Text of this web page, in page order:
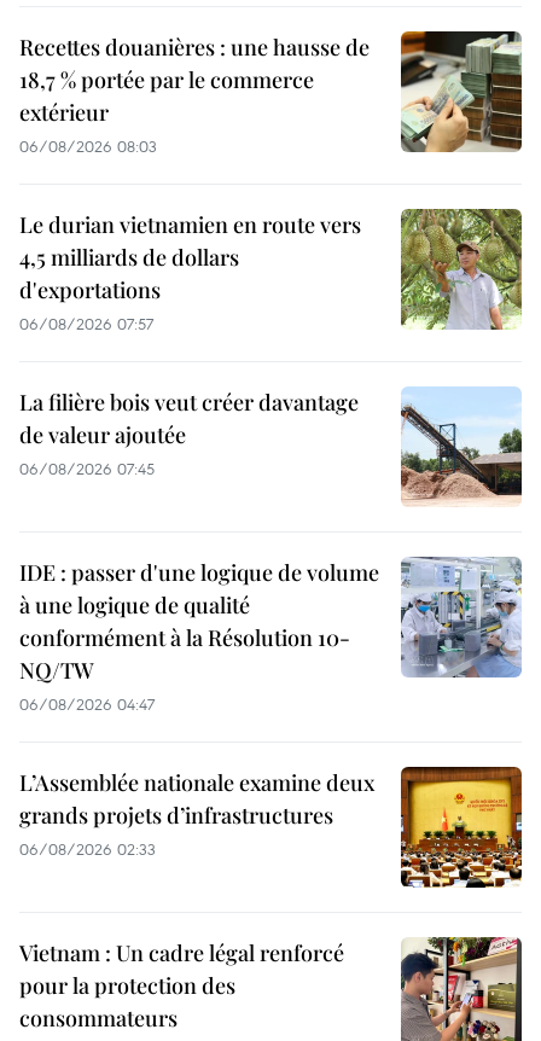
Recettes douanières : une hausse de
18,7 % portée par le commerce
extérieur
06/08/2026 08:03
Le durian vietnamien en route vers
4,5 milliards de dollars
d'exportations
06/08/2026 07:57
La filière bois veut créer davantage
de valeur ajoutée
06/08/2026 07:45
IDE : passer d'une logique de volume
à une logique de qualité
conformément à la Résolution 10-
NQ/TW
06/08/2026 04:47
L’Assemblée nationale examine deux
grands projets d’infrastructures
06/08/2026 02:33
Vietnam : Un cadre légal renforcé
pour la protection des
consommateurs